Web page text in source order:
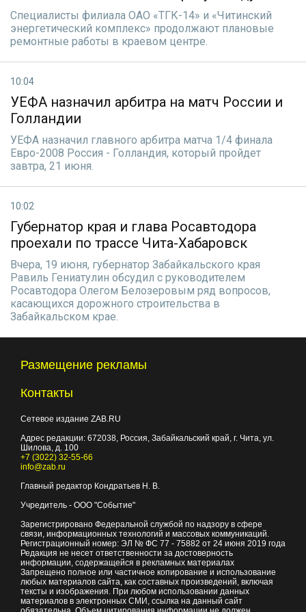
Специалисты филиала ОАО «ТГК-14» и «Читинский
энергетический комплекс» продолжают плановые
ремонтные работы в краевом центре.
10:04
УЕФА назначил арбитра на матч России и
Голландии
УЕФА назначил главного арбитра матча 1/4 финала
Евро-2008 Россия - Голландия, который пройдет
завтра, 21 июня.
10:02
Губернатор края и глава Росавтодора
проехали по трассе Чита-Хабаровск
Вчера, 19 июня, губернатор Забайкальского края
Равиль Гениатулин обсудил с руководителем
Росавтодора Олегом Белозеровым ряд вопросов,
касающихся дорожного строительства в
Забайкальском крае.
Размещение рекламы
Контакты
Сетевое издание ZAB.RU
Адрес редакции: 672038, Россия, Забайкальский край, г. Чита, ул.
Шилова, д. 100
+7 (3022) 32-55-66
info@zab.ru
Главный редактор Кондратьев Н. В.
Учредитель - ООО "Событие"
Зарегистрировано Федеральной службой по надзору в сфере
связи, информационных технологий и массовых коммуникаций.
Регистрационный номер: ЭЛ № ФС 77 - 75882 от 24 июня 2019 года
Редакция не несет ответственности за достоверность
информации, содержащейся в рекламных материалах
Запрещено полное или частичное копирование и использование
любых материалов сайта, как составных произведений, включая
тексты и изображения. При любом использовании данных
материалов в электронных СМИ, ссылка на данный сайт